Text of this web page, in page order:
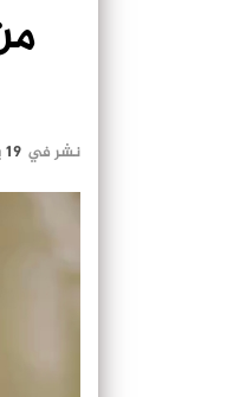
نشر في 19 يناير 2025 الساعة 21 و 40 دقيقة